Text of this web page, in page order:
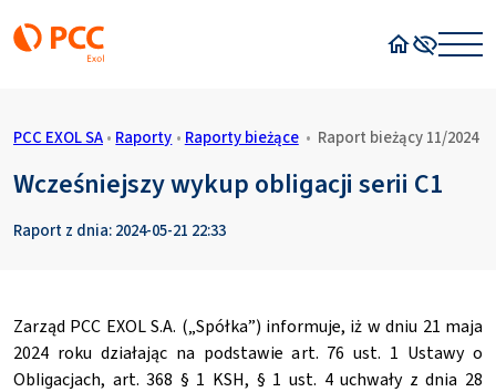
PCC EXOL SA • Raporty • Raporty bieżące • Raport bieżący 11/2024
Wcześniejszy wykup obligacji serii C1
Raport z dnia: 2024-05-21 22:33
Zarząd PCC EXOL S.A. („Spółka”) informuje, iż w dniu 21 maja
2024 roku działając na podstawie art. 76 ust. 1 Ustawy o
Obligacjach, art. 368 § 1 KSH, § 1 ust. 4 uchwały z dnia 28